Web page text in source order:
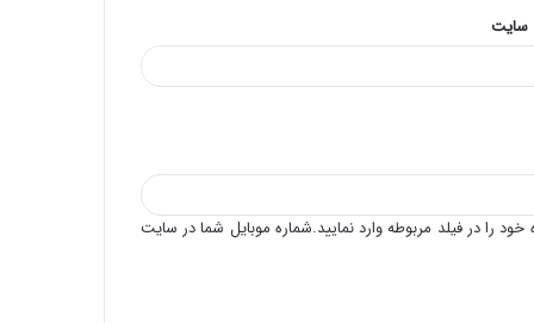
سایت
را در فیلد مربوطه وارد نمایید.شماره موبایل شما در سایت